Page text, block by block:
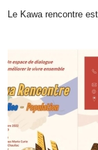
Le Kawa rencontre